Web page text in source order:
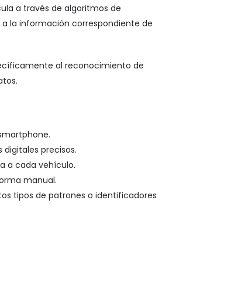
a través de algoritmos de
la información correspondiente de
al reconocimiento de
precisos.
a cada vehículo.
manual.
tipos de patrones o identificadores